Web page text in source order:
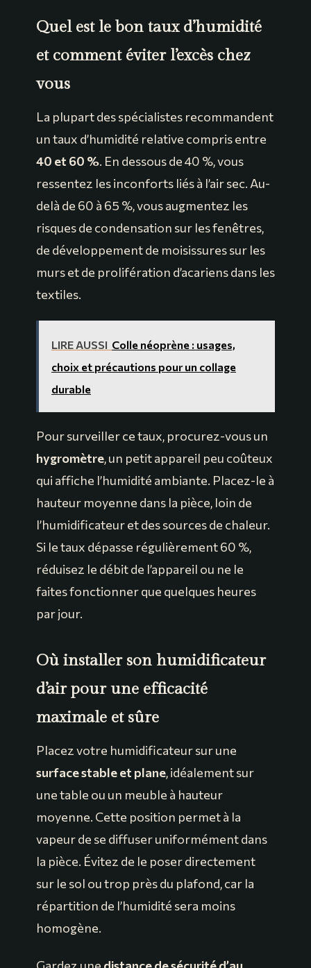
Quel est le bon taux d’humidité
et comment éviter l’excès chez
vous
La plupart des spécialistes recommandent
un taux d’humidité relative compris entre
40 et 60 %. En dessous de 40 %, vous
ressentez les inconforts liés à l’air sec. Au-
delà de 60 à 65 %, vous augmentez les
risques de condensation sur les fenêtres,
de développement de moisissures sur les
murs et de prolifération d’acariens dans les
textiles.
LIRE AUSSI Colle néoprène : usages,
choix et précautions pour un collage
durable
Pour surveiller ce taux, procurez-vous un
hygromètre, un petit appareil peu coûteux
qui affiche l’humidité ambiante. Placez-le à
hauteur moyenne dans la pièce, loin de
l’humidificateur et des sources de chaleur.
Si le taux dépasse régulièrement 60 %,
réduisez le débit de l’appareil ou ne le
faites fonctionner que quelques heures
par jour.
Où installer son humidificateur
d’air pour une efficacité
maximale et sûre
Placez votre humidificateur sur une
surface stable et plane, idéalement sur
une table ou un meuble à hauteur
moyenne. Cette position permet à la
vapeur de se diffuser uniformément dans
la pièce. Évitez de le poser directement
sur le sol ou trop près du plafond, car la
répartition de l’humidité sera moins
homogène.